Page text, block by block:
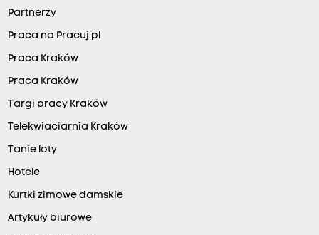
Partnerzy
Praca na Pracuj.pl
Praca Kraków
Praca Kraków
Targi pracy Kraków
Telekwiaciarnia Kraków
Tanie loty
Hotele
Kurtki zimowe damskie
Artykuły biurowe